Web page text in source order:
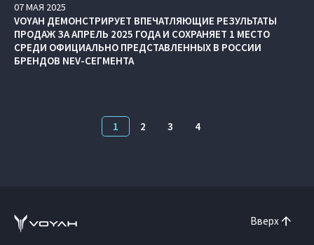
07МАЯ 2025
VOYAH ДЕМОНСТРИРУЕТ ВПЕЧАТЛЯЮЩИЕ РЕЗУЛЬТАТЫ
ПРОДАЖ ЗА АПРЕЛЬ 2025 ГОДА И СОХРАНЯЕТ 1 МЕСТО
СРЕДИ ОФИЦИАЛЬНО ПРЕДСТАВЛЕННЫХ В РОССИИ
БРЕНДОВ NEV-СЕГМЕНТА
1 2 3 4
Вверх